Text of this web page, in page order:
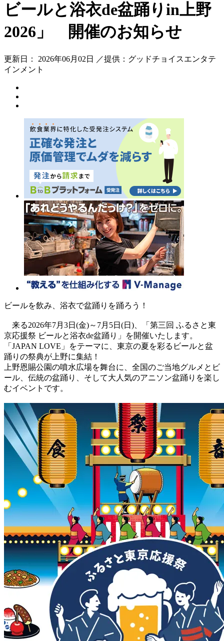
ビールと浴衣de盆踊りin上野
2026」 開催のお知らせ
更新日： 2026年06月02日 ／提供：グッドチョイスエンタテ
インメント
ビールを飲み、浴衣で盆踊りを踊ろう！
来る2026年7月3日(金)～7月5日(日)、「第三回 ふるさと東
京応援祭 ビールと浴衣de盆踊り」を開催いたします。
「JAPAN LOVE」をテーマに、東京の夏を彩るビールと盆
踊りの祭典が上野に集結！
上野恩賜公園の噴水広場を舞台に、全国のご当地グルメとビ
ール、伝統の盆踊り、そして大人気のアニソン盆踊りを楽し
むイベントです。